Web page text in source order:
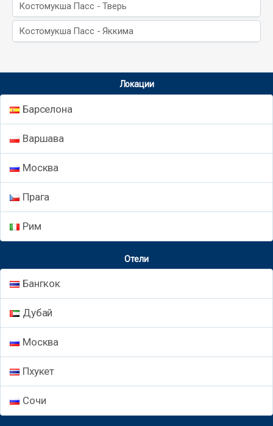
Костомукша Пасс - Тверь
Костомукша Пасс - Яккима
Локации
Барселона
Варшава
Москва
Прага
Рим
Отели
Бангкок
Дубай
Москва
Пхукет
Сочи